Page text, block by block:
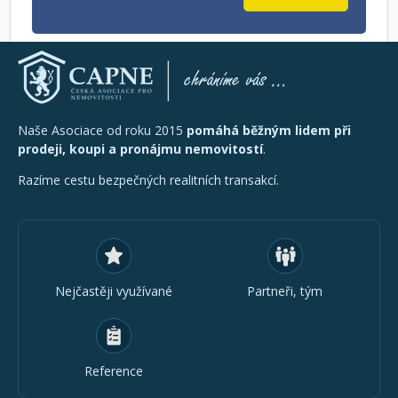
Naše Asociace od roku 2015 pomáhá běžným lidem při
prodeji, koupi a pronájmu nemovitostí.
Razíme cestu bezpečných realitních transakcí.
Nejčastěji využívané Partneři, tým
Reference